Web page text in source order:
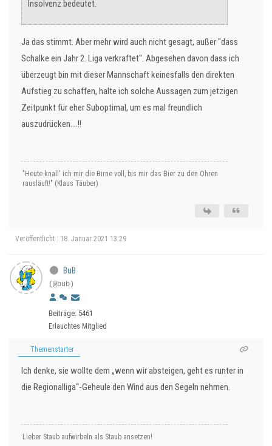
Insolvenz bedeutet.
Ja das stimmt. Aber mehr wird auch nicht gesagt, außer "dass
Schalke ein Jahr 2. Liga verkraftet". Abgesehen davon dass ich
überzeugt bin mit dieser Mannschaft keinesfalls den direkten
Aufstieg zu schaffen, halte ich solche Aussagen zum jetzigen
Zeitpunkt für eher Suboptimal, um es mal freundlich
auszudrücken....!!
"Heute knall' ich mir die Birne voll, bis mir das Bier zu den Ohren
rausläuft!" (Klaus Täuber)
Veröffentlicht : 18. Januar 2021 13:29
BuB
(@bub)
Beiträge: 5461
Erlauchtes Mitglied
Themenstarter
Ich denke, sie wollte dem „wenn wir absteigen, geht es runter in
die Regionalliga“-Geheule den Wind aus den Segeln nehmen.
Lieber Staub aufwirbeln als Staub ansetzen!